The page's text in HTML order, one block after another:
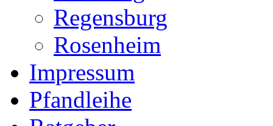
Regensburg
Rosenheim
Impressum
Pfandleihe